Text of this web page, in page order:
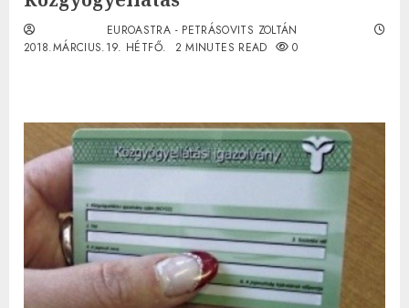
EUROASTRA - PETRÁSOVITS ZOLTÁN
2018.MÁRCIUS.19. HÉTFŐ.
2 MINUTES READ 0